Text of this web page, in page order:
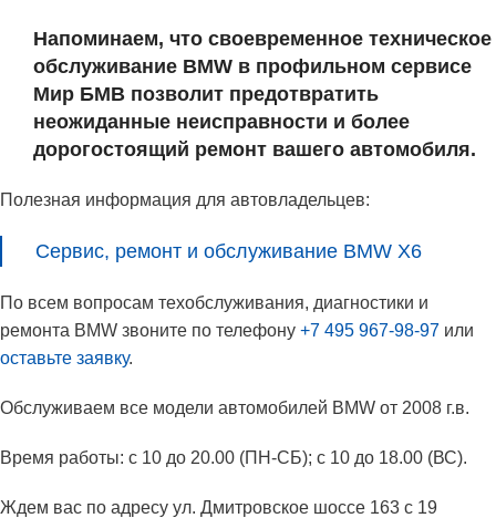
Напоминаем, что своевременное техническое
обслуживание BMW в профильном сервисе
Мир БМВ позволит предотвратить
неожиданные неисправности и более
дорогостоящий ремонт вашего автомобиля.
Полезная информация для автовладельцев:
Сервис, ремонт и обслуживание BMW X6
По всем вопросам техобслуживания, диагностики и
ремонта BMW звоните по телефону +7 495 967-98-97 или
оставьте заявку.
Обслуживаем все модели автомобилей BMW от 2008 г.в.
Время работы: с 10 до 20.00 (ПН-СБ); с 10 до 18.00 (ВС).
Ждем вас по адресу ул. Дмитровское шоссе 163 с 19